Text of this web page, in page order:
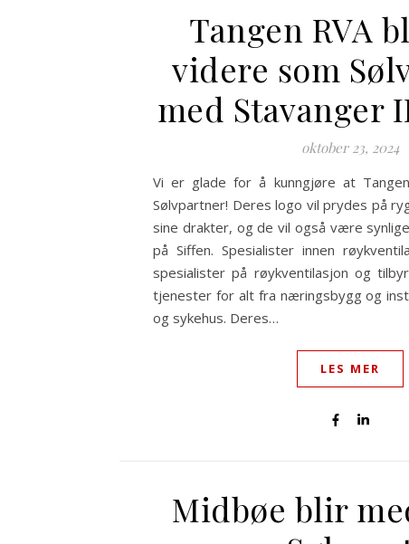
Tangen RVA
videre som
med Stavanger
oktober 23, 2024
Vi er glade for å kunngjøre at
Sølvpartner! Deres logo vil prydes på
sine drakter, og de vil også være
på Siffen. Spesialister innen
spesialister på røykventilasjon og
tjenester for alt fra næringsbygg og
og sykehus. Deres…
LES MER
Midbøe blir